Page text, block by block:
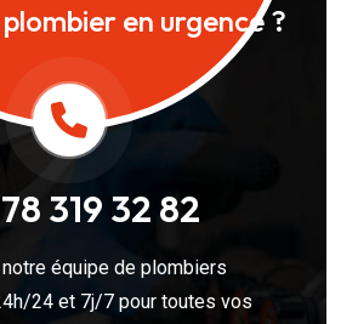
en urgence ?
319 32 82
équipe de plombiers
24 et 7j/7 pour toutes vos